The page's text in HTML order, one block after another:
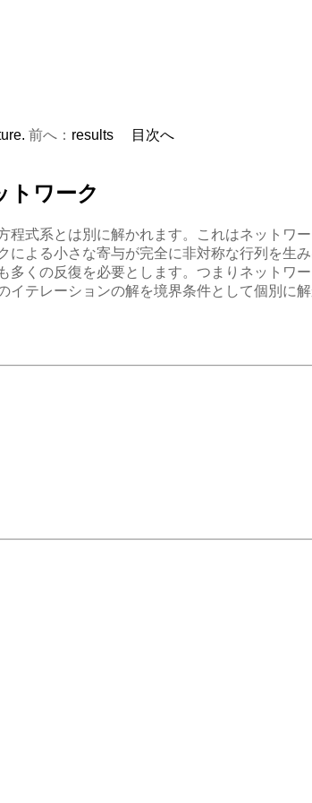
前へ： results 目次へ
トワーク
程式系とは別に解かれます。これはネットワ
よる小さな寄与が完全に非対称な行列を生
くの反復を必要とします。つまりネットワ
テレーションの解を境界条件として個別に